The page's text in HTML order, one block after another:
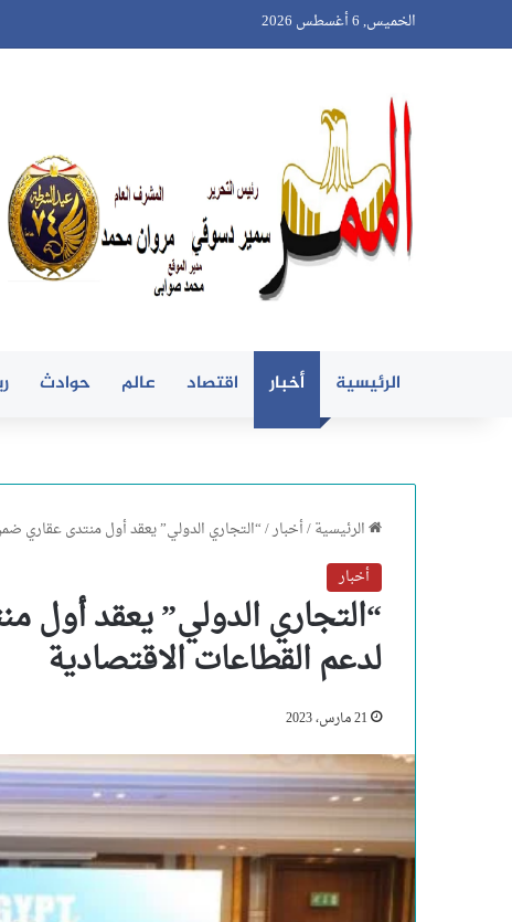
الخميس, 6 أغسطس 2026
الرئيسية أخبار اقتصاد عالم حوادث
الرئيسية/أخبار/“التجاري الدولي” يعقد أول منتدى عقاري
أخبار
“التجاري الدولي” يعقد
لدعم القطاعات الاقتصادية
21 مارس، 2023